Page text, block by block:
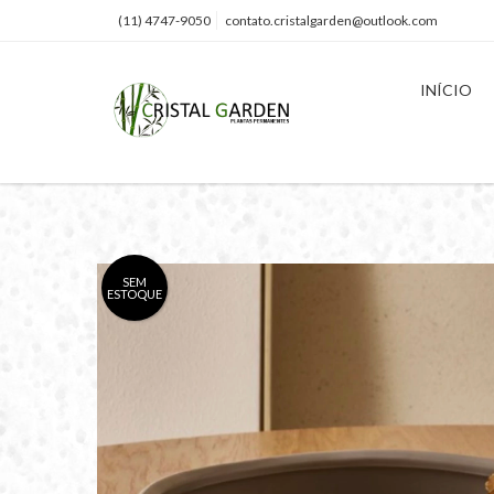
(11) 4747-9050 contato.cristalgarden@outlook.com
INÍCIO
SEM
ESTOQUE